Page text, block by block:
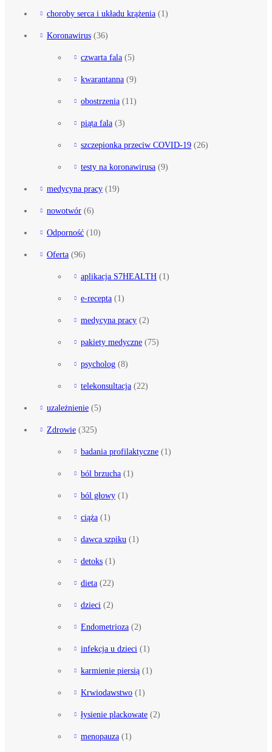
choroby serca i układu krążenia (1)
Koronawirus (36)
czwarta fala (5)
kwarantanna (9)
obostrzenia (11)
piąta fala (3)
szczepionka przeciw COVID-19 (26)
testy na koronawirusa (9)
medycyna pracy (19)
nowotwór (6)
Odporność (10)
Oferta (96)
aplikacja S7HEALTH (1)
e-recepta (1)
medycyna pracy (2)
pakiety medyczne (75)
psycholog (8)
telekonsultacja (22)
uzależnienie (5)
Zdrowie (325)
badania profilaktyczne (1)
ból brzucha (1)
ból głowy (1)
ciąża (1)
dawca szpiku (1)
detoks (1)
dieta (22)
dzieci (2)
Endometrioza (2)
infekcja u dzieci (1)
karmienie piersią (1)
Krwiodawstwo (1)
łysienie plackowate (2)
menopauza (1)